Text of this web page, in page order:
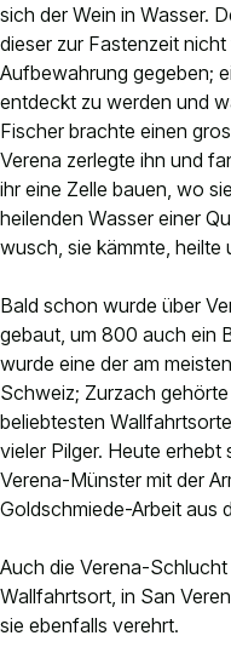
sich der Wein in Wasser.
dieser zur Fastenzeit
Aufbewahrung gegeben;
entdeckt zu werden und
Fischer brachte einen
Verena zerlegte ihn und
ihr eine Zelle bauen, wo
heilenden Wasser einer
wusch, sie kämmte, heilte
Bald schon wurde über
gebaut, um 800 auch ein
wurde eine der am
Schweiz; Zurzach
beliebtesten
vieler Pilger. Heute
Verena-Münster mit der
Goldschmiede-Arbeit aus
Auch die Verena-
Wallfahrtsort, in San
sie ebenfalls verehrt.